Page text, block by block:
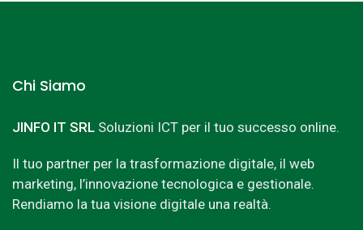
Chi Siamo
JINFO IT SRL Soluzioni ICT per il tuo successo online.
Il tuo partner per la trasformazione digitale, il web
marketing, l’innovazione tecnologica e gestionale.
Rendiamo la tua visione digitale una realtà.